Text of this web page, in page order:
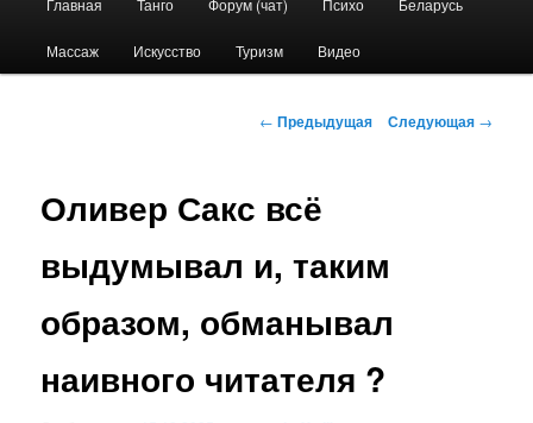
Перейти
к
Массаж Искусство Туризм Видео
Навигация
← Предыдущая Следующая →
Оливер Сакс всё
выдумывал и, таким
образом, обманывал
наивного читателя ?